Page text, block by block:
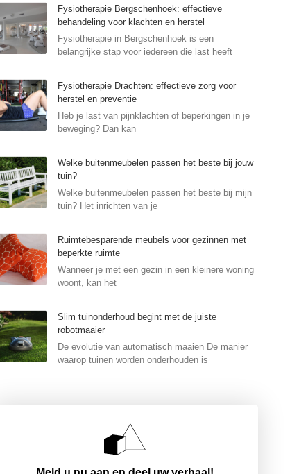
Fysiotherapie Bergschenhoek: effectieve
behandeling voor klachten en herstel
Fysiotherapie in Bergschenhoek is een
belangrijke stap voor iedereen die last heeft
Fysiotherapie Drachten: effectieve zorg voor
herstel en preventie
Heb je last van pijnklachten of beperkingen in je
beweging? Dan kan
Welke buitenmeubelen passen het beste bij jouw
tuin?
Welke buitenmeubelen passen het beste bij mijn
tuin? Het inrichten van je
Ruimtebesparende meubels voor gezinnen met
beperkte ruimte
Wanneer je met een gezin in een kleinere woning
woont, kan het
Slim tuinonderhoud begint met de juiste
robotmaaier
De evolutie van automatisch maaien De manier
waarop tuinen worden onderhouden is